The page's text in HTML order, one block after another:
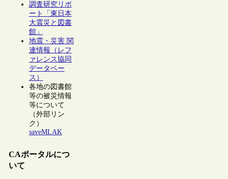
調査研究リポ
ート「東日本
大震災と図書
館」
地震・災害 関
連情報（レフ
ァレンス協同
データベー
ス）
各地の図書館
等の被災情報
等について
（外部リン
ク）
saveMLAK
CAポータルにつ
いて